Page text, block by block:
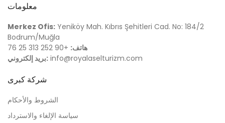
معلومات
Merkez Ofis: Yeniköy Mah. Kıbrıs Şehitleri Cad. No: 184/2
Bodrum/Muğla
هاتف: +90 252 313 25 76
بريد إلكتروني: info@royalaselturizm.com
شركة كبرى
الشروط والأحكام
سياسة الإلغاء والاسترداد